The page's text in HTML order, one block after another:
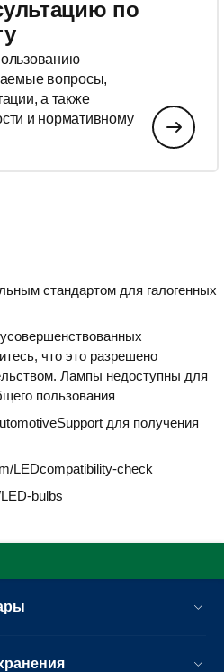
по
вопросы,
а также
и нормативному
стандартом для галогенных
что это разрешено
Лампы недоступны для
пользования
для получения
LEDcompatibility-check
bulbs